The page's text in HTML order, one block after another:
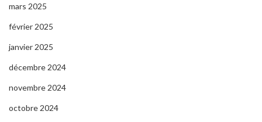
mars 2025
février 2025
janvier 2025
décembre 2024
novembre 2024
octobre 2024